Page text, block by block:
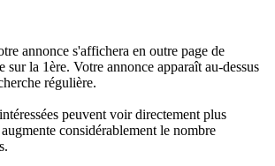
annonce s'affichera en outre page de
sur la 1ère. Votre annonce apparaît au-dessus
régulière.
peuvent voir directement plus
considérablement le nombre